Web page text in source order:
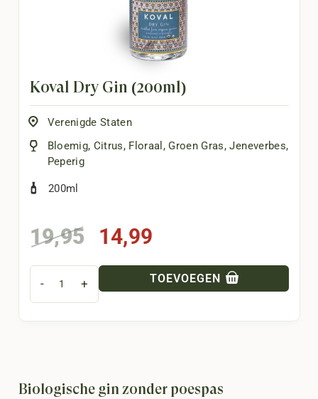
Koval Dry Gin (200ml)
Verenigde Staten
Bloemig, Citrus, Floraal , Groen Gras,Jeneverbes,
Peperig
200ml
19,95
Oorspronkelijke
19,95.
14,99
is:
14,99.
- + TOEVOEGEN
Biologische gin zonder poespas